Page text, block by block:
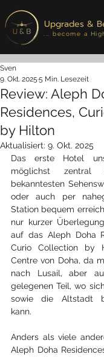
Upgrades &
... become a
Review: Aleph
Residences,
by Hilton
Sven
9. Okt. 2025 5 Min. Lesezeit
Aktualisiert: 9. Okt. 2025
Das erste Hotel
möglichst
bekanntesten
oder auch per
Station bequem
nur kurzer
auf das Aleph Doha
Curio Collection by
Centre von Doha, da
nach Lusail, aber
gelegenen Teil, wo
sowie die Altstadt
kann.
Anders als viele
Aleph Doha